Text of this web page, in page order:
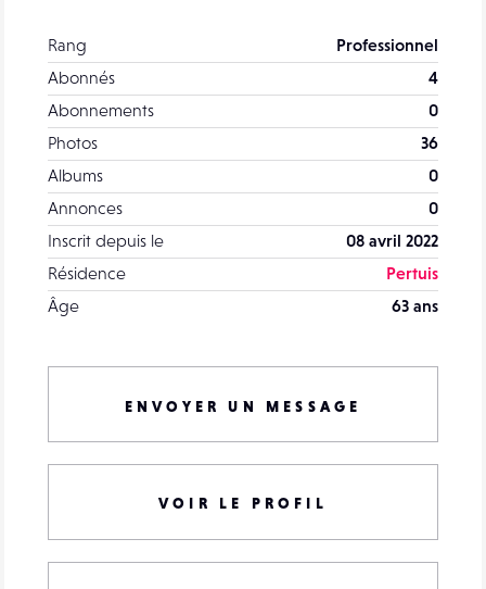
Rang
Professionnel
Abonnés
4
Abonnements
0
Photos
36
Albums
0
Annonces
0
Inscrit depuis le
08 avril 2022
Résidence
Pertuis
Âge
63 ans
ENVOYER UN MESSAGE
VOIR LE PROFIL